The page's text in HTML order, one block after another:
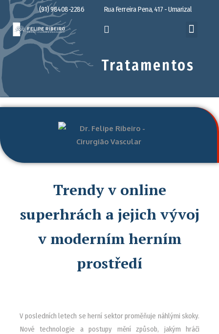
(91) 98408-2286 Rua Ferreira Pena, 417 - Umarizal
Tratamentos
Trendy v online
superhrách a jejich vývoj
v moderním herním
prostředí
V posledních letech se herní sektor proměňuje náhlými skoky.
Nové technologie a postupy mění způsob, jakým hráči